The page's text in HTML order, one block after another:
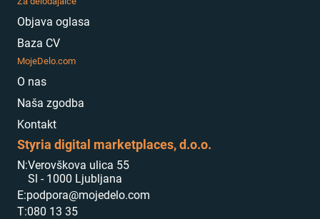
Objava oglasa
Baza CV
MojeDelo.com
O nas
Naša zgodba
Kontakt
Styria digital marketplaces, d.o.o.
N:Verovškova ulica 55
Sl - 1000 Ljubljana
E:podpora@mojedelo.com
T:080 13 35